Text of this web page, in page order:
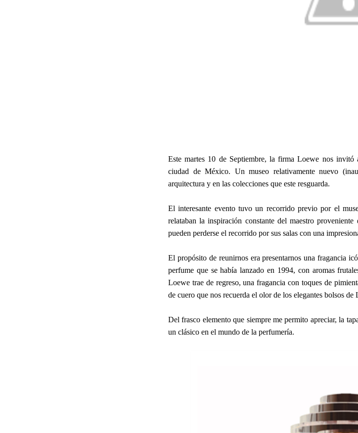
Este martes 10 de Septiembre, la firma Loewe nos
ciudad de México. Un museo relativamente nuevo
arquitectura y en las colecciones que este resguarda.
El interesante evento tuvo un recorrido previo por el
relataban la inspiración constante del maestro
pueden perderse el recorrido por sus salas con una
El propósito de reunirnos era presentarnos una fragancia
perfume que se había lanzado en 1994, con aromas
Loewe trae de regreso, una fragancia con toques de
de cuero que nos recuerda el olor de los elegantes bolsos de
Del frasco elemento que siempre me permito apreciar, la
un clásico en el mundo de la perfumería.